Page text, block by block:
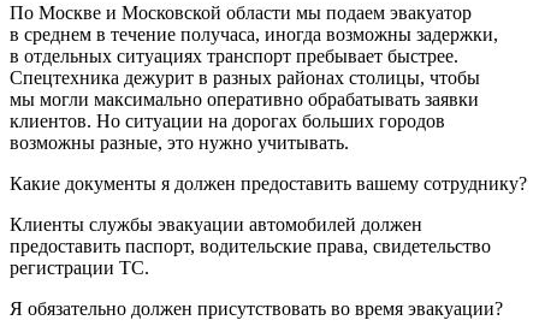
По Москве и Московской области мы подаем эвакуатор
в среднем в течение получаса, иногда возможны задержки,
в отдельных ситуациях транспорт пребывает быстрее.
Спецтехника дежурит в разных районах столицы, чтобы
мы могли максимально оперативно обрабатывать заявки
клиентов. Но ситуации на дорогах больших городов
возможны разные, это нужно учитывать.
Какие документы я должен предоставить вашему сотруднику?
Клиенты службы эвакуации автомобилей должен
предоставить паспорт, водительские права, свидетельство
регистрации ТС.
Я обязательно должен присутствовать во время эвакуации?